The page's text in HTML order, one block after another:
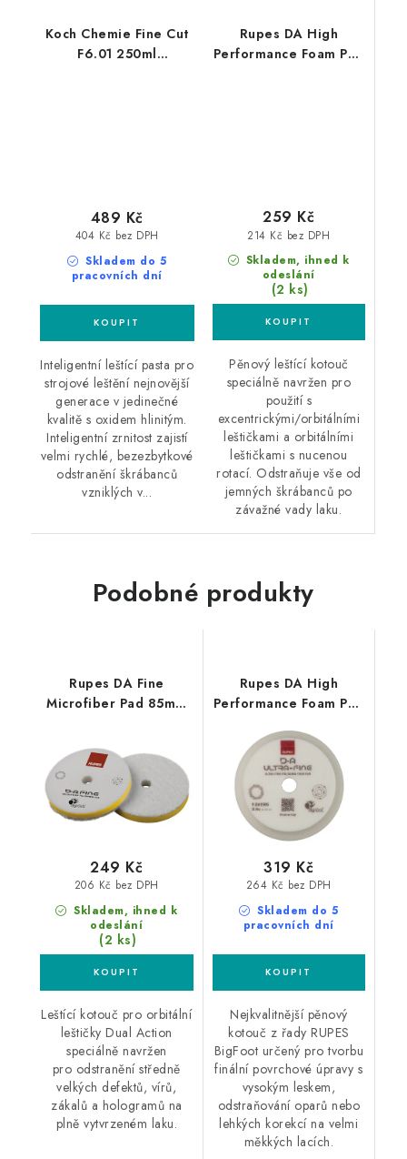
Koch Chemie Fine Cut
F6.01 250ml
Skladem do 5
pracovních dní
404 Kč bez DPH
489 Kč
Inteligentní leštící pasta pro
strojové leštění nejnovější
generace v jedinečné
kvalitě s oxidem hlinitým.
Inteligentní zrnitost zajistí
velmi rychlé, bezezbytkové
odstranění škrábanců
vzniklých v...
Rupes DA High
Performance Foam Pad
Skladem, ihned k
odeslání
(2 ks)
214 Kč bez DPH
259 Kč
Pěnový leštící kotouč
speciálně navržen pro
použití s
excentrickými/orbitálními
leštičkami a orbitálními
leštičkami s nucenou
rotací. Odstraňuje vše od
jemných škrábanců po
závažné vady laku.
Podobné produkty
Rupes DA Fine
Microfiber Pad 85mm
Skladem, ihned k
odeslání
(2 ks)
206 Kč bez DPH
249 Kč
Leštící kotouč pro orbitální
leštičky Dual Action
speciálně navržen
pro odstranění středně
velkých defektů, vírů,
zákalů a hologramů na
plně vytvrzeném laku.
Rupes DA High
Performance Foam Pad
leštící kotouč
Skladem do 5
pracovních dní
264 Kč bez DPH
319 Kč
Nejkvalitnější pěnový
kotouč z řady RUPES
BigFoot určený pro tvorbu
finální povrchové úpravy s
vysokým leskem,
odstraňování oparů nebo
lehkých korekcí na velmi
měkkých lacích.